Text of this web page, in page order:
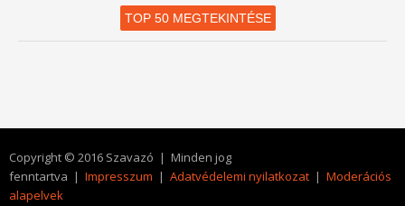
TOP 50 MEGTEKINTÉSE
Copyright © 2016 Szavazó | Minden jog
fenntartva | Impresszum | Adatvédelemi nyilatkozat | Moderációs
alapelvek